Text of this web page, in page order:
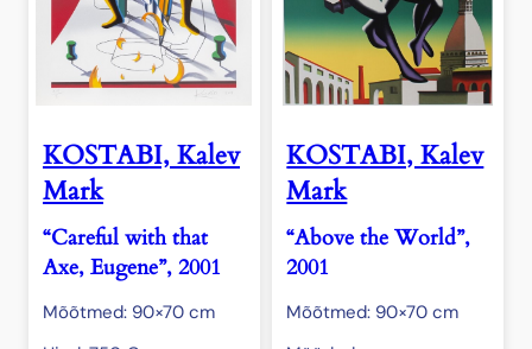
KOSTABI, Kalev
Mark
“Careful with that
Axe, Eugene”, 2001
Mõõtmed: 90×70 cm
KOSTABI, Kalev
Mark
“Above the World”,
2001
Mõõtmed: 90×70 cm